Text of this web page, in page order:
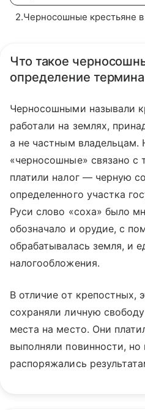
2.Черносошные крестьяне
Что такое
определение термина
Черносошными называли
работали на землях,
а не частным владельцам.
«черносошные» связано с
платили налог — черную
определенного участка
Руси слово «соха» было
обозначало и орудие, с
обрабатывалась земля, и
налогообложения.
В отличие от крепостных,
сохраняли личную
места на место. Они
выполняли повинности,
распоряжались